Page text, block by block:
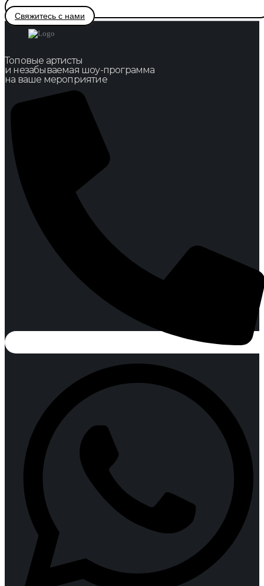
Свяжитесь с нами
Топовые артисты
и незабываемая шоу-программа
на ваше мероприятие